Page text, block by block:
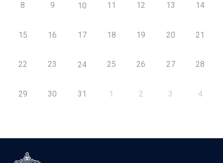
8 9 10 11 12 13 14
15 16 17 18 19 20 21
22 23 24 25 26 27 28
29 30 31 1 2 3 4